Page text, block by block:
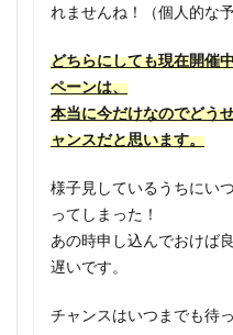
れませんね！（個人的な予
どちらにしても現在開催
ペーンは、
本当に今だけなのでどう
ャンスだと思います。
様子見しているうちにい
ってしまった！
あの時申し込んでおけば
遅いです。
チャンスはいつまでも待